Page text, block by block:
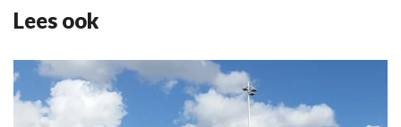
Lees ook